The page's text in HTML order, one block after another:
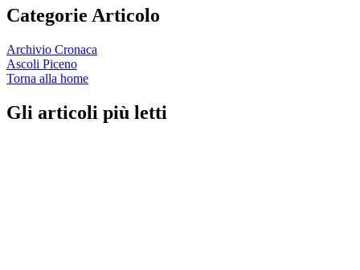
Categorie Articolo
Archivio Cronaca
Ascoli Piceno
Torna alla home
Gli articoli più letti